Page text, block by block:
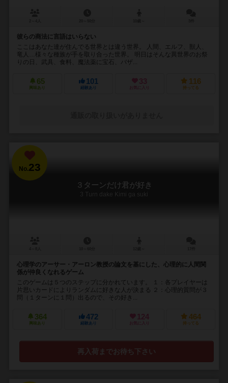
彼らの商法に言語はいらない
ここはあなた達が住んでる世界とは違う世界。 人間、エルフ、獣人、
竜人…様々な種族が手を取り合った世界。 明日はそんな異世界のお祭
りの日、武具、食料、魔法薬に宝石、バザ...
65
興味あり
101
経験あり
33
お気に入り
116
持ってる
No.23
３ターンだけ君が好き
3 Turn dake Kimi ga suki
心理学のアーサー・アーロン教授の論文を基にした、心理的に人間関
係が仲良くなれるゲーム
このゲームは５つのステップに分かれています。 １：各プレイヤーは
片思いカードによりランダムに好きな人が決まる ２：心理的質問が３
問（１ターンに１問）出るので、その好き...
364
興味あり
472
経験あり
124
お気に入り
464
持ってる
再入荷までお待ち下さい